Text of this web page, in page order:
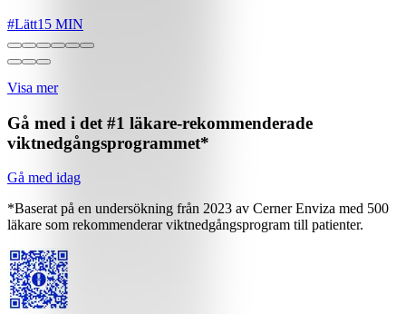
#Lätt15 MIN
Visa mer
Gå med i det #1 läkare-rekommenderade
viktnedgångsprogrammet*
Gå med idag
*Baserat på en undersökning från 2023 av Cerner Enviza med 500
läkare som rekommenderar viktnedgångsprogram till patienter.